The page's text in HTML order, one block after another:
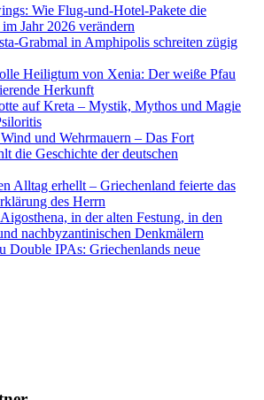
Wie Flug-und-Hotel-Pakete die
Jahr 2026 verändern
Grabmal in Amphipolis schreiten zügig
Heiligtum von Xenia: Der weiße Pfau
Herkunft
auf Kreta – Mystik, Mythos und Magie
und Wehrmauern – Das Fort
die Geschichte der deutschen
Alltag erhellt – Griechenland feierte das
des Herrn
in der alten Festung, in den
nachbyzantinischen Denkmälern
Double IPAs: Griechenlands neue